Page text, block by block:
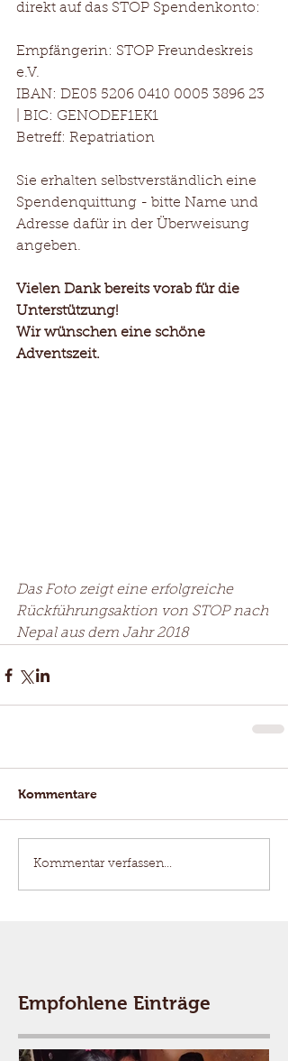
direkt auf das STOP Spendenkonto:
Empfängerin: STOP Freundeskreis
e.V.
IBAN: DE05 5206 0410 0005 3896 23
| BIC: GENODEF1EK1
Betreff: Repatriation
Sie erhalten selbstverständlich eine
Spendenquittung - bitte Name und
Adresse dafür in der Überweisung
angeben.
Vielen Dank bereits vorab für die
Unterstützung!
Wir wünschen eine schöne
Adventszeit.
Das Foto zeigt eine erfolgreiche
Rückführungsaktion von STOP nach
Nepal aus dem Jahr 2018
Kommentare
Kommentar verfassen...
Empfohlene Einträge